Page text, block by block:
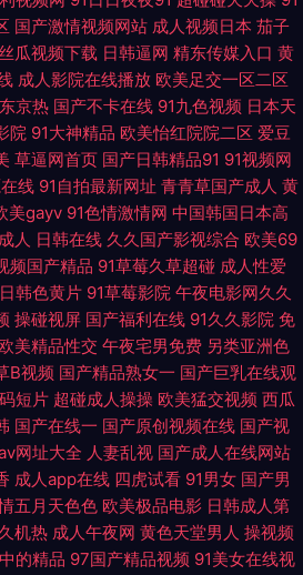
影院 91色情软件入口 WWW婷婷c0m 豆花网
bb视频 日本无码影院 视频福利在线看 尤物肏
超碰人草 国产地址一二 九九热6 欧美性爰aa
精品 97色色六月天 东京热av在线 黑丝91视频
码专区 日本污污网站 无码毛茸茸 影音先锋三
碰在线免费公开 国产精品天天躁 黄色免费视
摸 天天干网址 亚洲四房诱惑 91豆花网站 91
视频 九一小视频 男女靠逼国产 人人乐人人妻
婷 99福利网站 超碰在线97青青 国产一二类视
日逼网站 午夜av伦理 91黄色软件 97在线 超
国产激情视频网站 成人视频日本 茄子
瓜视频下载 日韩逼网 精东传媒入口 黄
成人影院在线播放 欧美足交一区二区
京热 国产不卡在线 91九色视频 日本天
院 91大神精品 欧美怡红院院二区 爱豆
草逼网首页 国产日韩精品91 91视频网
线 91自拍最新网址 青青草国产成人 黄
美gayv 91色情激情网 中国韩国日本高
人 日韩在线 久久国产影视综合 欧美69
频国产精品 91草莓久草超碰 成人性爱
韩色黄片 91草莓影院 午夜电影网久久
操碰视屏 国产福利在线 91久久影院 免
欧美精品性交 午夜宅男免费 另类亚洲色
B视频 国产精品熟女一 国产巨乳在线观
短片 超碰成人操操 欧美猛交视频 西瓜
国产在线一 国产原创视频在线 国产视
网址大全 人妻乱视 国产成人在线网站
成人app在线 四虎试看 91男女 国产男
五月天色色 欧美极品电影 日韩成人第
机热 成人午夜网 黄色天堂男人 操视频
的精品 97国产精品视频 91美女在线视